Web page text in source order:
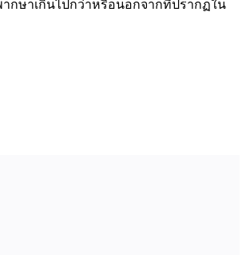
ากษาเกินไปกว่าหรือนอกจากที่ปรากฏใน